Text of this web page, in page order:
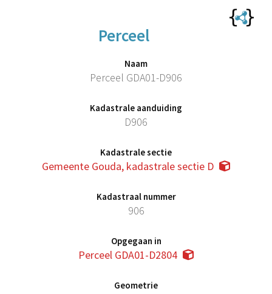
Perceel
Naam
Perceel GDA01-D906
Kadastrale aanduiding
D906
Kadastrale sectie
Gemeente Gouda, kadastrale sectie D
Kadastraal nummer
906
Opgegaan in
Perceel GDA01-D2804
Geometrie